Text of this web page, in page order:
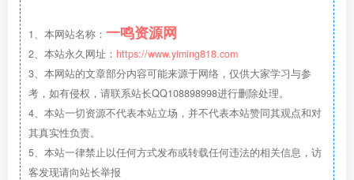
1、本网站名称： 一鸣资源网
2、本站永久网址： https://www.yiming818.com
3、本网站的文章部分内容可能来源于网络，仅供大家学习与参
考，如有侵权，请联系站长QQ108898998进行删除处理。
4、本站一切资源不代表本站立场，并不代表本站赞同其观点和对
其真实性负责。
5、本站一律禁止以任何方式发布或转载任何违法的相关信息，访
客发现请向站长举报